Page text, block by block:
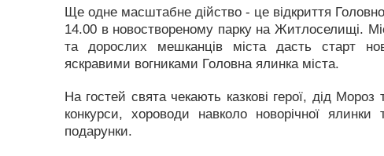
Ще одне масштабне дійство - це відкриття
14.00 в новоствореному парку на Житлоселищі.
та дорослих мешканців міста дасть старт
яскравими вогниками Головна ялинка міста.
На гостей свята чекають казкові герої, дід Мороз
конкурси, хороводи навколо новорічної
подарунки.